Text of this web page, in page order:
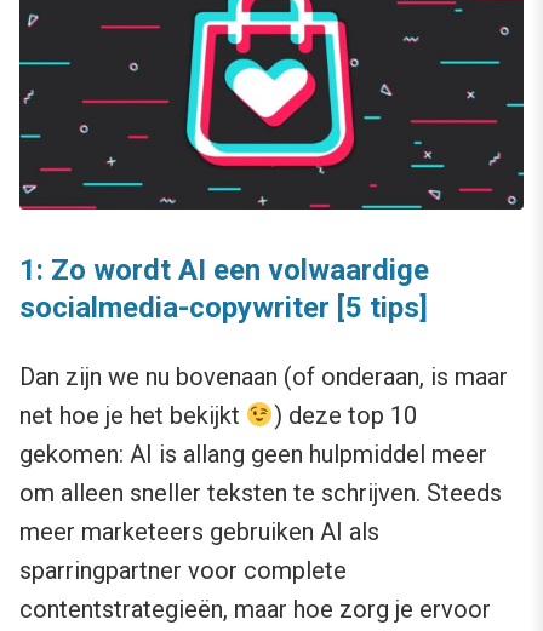
1: Zo wordt AI een volwaardige
socialmedia-copywriter [5 tips]
Dan zijn we nu bovenaan (of onderaan, is maar
net hoe je het bekijkt
) deze top 10
gekomen: AI is allang geen hulpmiddel meer
om alleen sneller teksten te schrijven. Steeds
meer marketeers gebruiken AI als
sparringpartner voor complete
contentstrategieën, maar hoe zorg je ervoor